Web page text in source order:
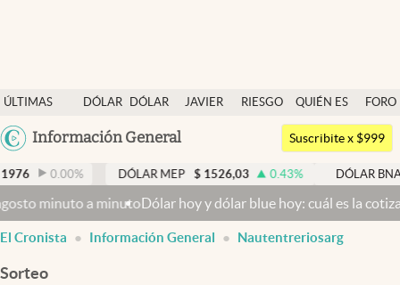
ÚLTIMAS
NOTICIAS
DÓLAR
DÓLAR
JAVIER
RIESGO
QUIÉN ES
QUIÉN
FORO
Argentina
México
Colombia
Información General
Dólar
Members
Economía y Política
Finanzas y Mercados
Mercados Online
Negocios
Suscribite x $999
% DÓLAR MEP $ 1526,03 0.43% DÓLAR BNA $ 1520
a minuto Dólar hoy y dólar blue hoy: cuál es la cotización
El Cronista Información General Nautentreriosarg
Sorteo